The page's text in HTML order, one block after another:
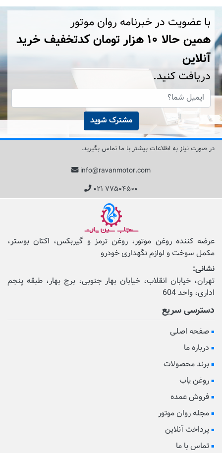
با عضویت در خبرنامه روان موتور
همین حالا ۱۰ هزار تومان کد‌تخفیف خرید
آنلاین
دریافت کنید.
مشترک شوید
در صورت نیاز به اطلاعات بیشتر با ما تماس بگیرید.
info@ravanmotor.com
۰۲۱ ۷۷۵۰۴۵۰۰
عرضه کننده روغن موتور، روغن ترمز و گیربکس، اکتان بوستر،
مکمل‌ سوخت و لوازم نگهداری خودرو
نشانی:
تهران، خیابان انقلاب، خیابان بهار جنوبی، برج بهار، طبقه پنجم
اداری، واحد 604
دسترسی سریع
صفحه اصلی
درباره ما
برند محصولات
روغن یاب
فروش عمده
مجله روان موتور
پرداخت آنلاین
تماس با ما